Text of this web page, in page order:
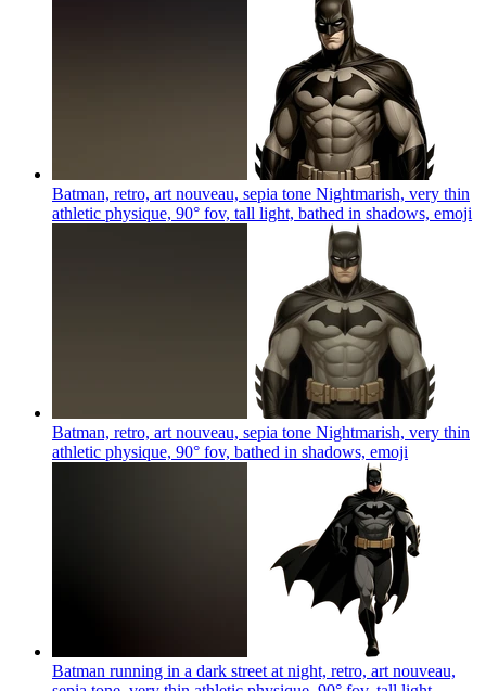
Batman, retro, art nouveau, sepia tone Nightmarish, very thin
athletic physique, 90° fov, tall light, bathed in shadows, emoji
Batman, retro, art nouveau, sepia tone Nightmarish, very thin
athletic physique, 90° fov, bathed in shadows, emoji
Batman running in a dark street at night, retro, art nouveau,